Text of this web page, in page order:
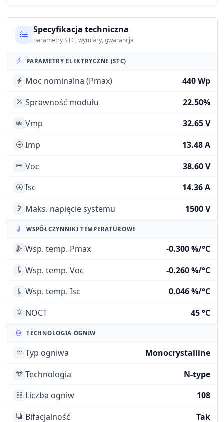
Specyfikacja techniczna
parametry STC, wymiary, gwarancja
PARAMETRY ELEKTRYCZNE (STC)
Moc nominalna (Pmax)
440 Wp
Sprawność modułu
22.50%
Vmp
32.65 V
Imp
13.48 A
Voc
38.60 V
Isc
14.36 A
Maks. napięcie systemu
1500 V
WSPÓŁCZYNNIKI TEMPERATUROWE
Wsp. temp. Pmax
-0.300 %/°C
Wsp. temp. Voc
-0.260 %/°C
Wsp. temp. Isc
0.046 %/°C
NOCT
45 °C
TECHNOLOGIA OGNIW
Typ ogniwa
Monocrystalline
Technologia
N-type
Liczba ogniw
108
Bifacjalność
Tak